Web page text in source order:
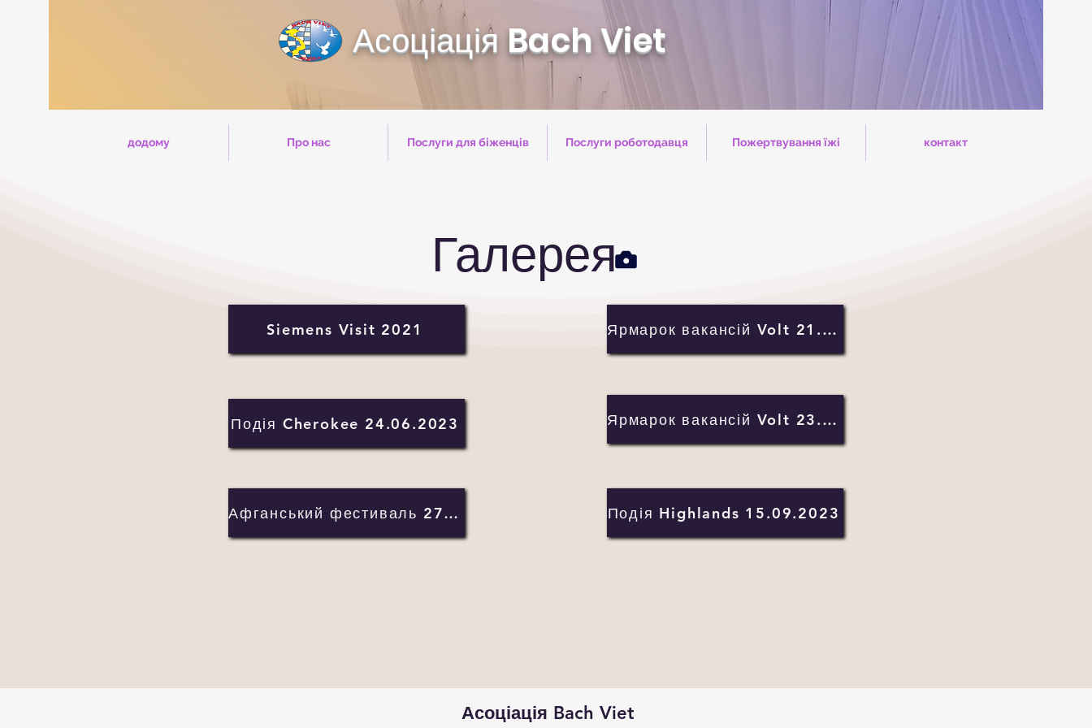
Асоціація Bach Viet
додому Про нас Послуги для біженців Послуги роботодавця Пожертвування їжі контакт
Галерея
Siemens Visit 2021 Ярмарок вакансій Volt 21.06.2023
Подія Cherokee 24.06.2023
Афганський фестиваль 27.08.2023
Ярмарок вакансій Volt 23.08.2023
Подія Highlands 15.09.2023
Асоціація Bach Viet